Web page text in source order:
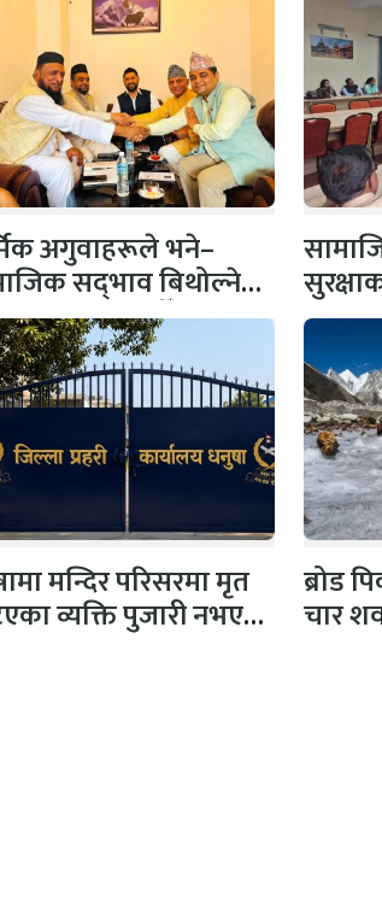
अगुवाहरूले भने–
सद्‌भाव बिथोल्ने
संलग्न नहोऔँ पहल,
मन्दिर परिसरमा मृत
व्यक्ति पुजारी नभएको
ब्रोड
चार